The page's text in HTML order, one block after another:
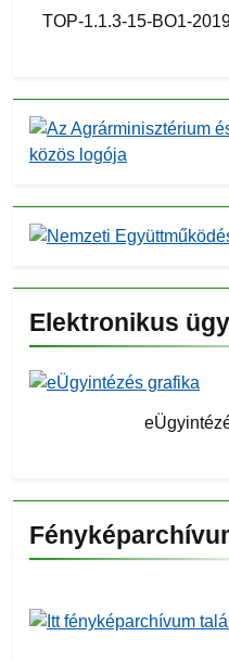
TOP-1.1.3-15-BO1-
Elektronikus